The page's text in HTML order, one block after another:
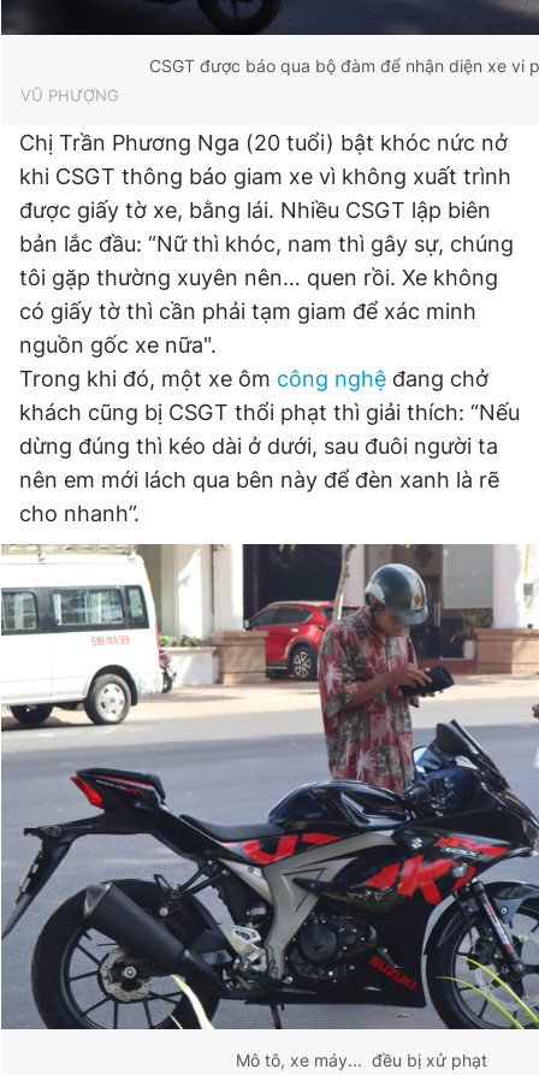
CSGT được báo qua bộ đàm để nhận diện xe vi
VŨ PHƯỢNG
Chị Trần Phương Nga (20 tuổi) bật khóc nức nở
khi CSGT thông báo giam xe vì không xuất trình
được giấy tờ xe, bằng lái. Nhiều CSGT lập biên
bản lắc đầu: “Nữ thì khóc, nam thì gây sự, chúng
tôi gặp thường xuyên nên… quen rồi. Xe không
có giấy tờ thì cần phải tạm giam để xác minh
nguồn gốc xe nữa".
Trong khi đó, một xe ôm công nghệ đang chở
khách cũng bị CSGT thổi phạt thì giải thích: “Nếu
dừng đúng thì kéo dài ở dưới, sau đuôi người ta
nên em mới lách qua bên này để đèn xanh là rẽ
cho nhanh”.
Mô tô, xe máy... đều bị xử phạt